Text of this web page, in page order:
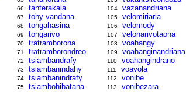
66 tanterakala
67 tohy vandana
68 tongahasina
69 tongarivo
70 tratramborona
71 tratramborondreo
72 tsiambandrafy
73 tsiambanindahy
74 tsiambanindrafy
75 tsiambohibatana
104 vazanandriana
105 velomiriaria
106 velomody
107 velonarivotaona
108 voahangy
109 voahanginandriana
110 voahangindrano
111 voavola
112 vonibe
113 vonibezara